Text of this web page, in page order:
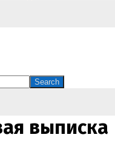
выписка